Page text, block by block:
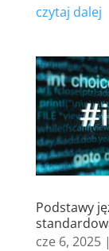
czytaj dalej
Podstawy
cze 6, 2025|